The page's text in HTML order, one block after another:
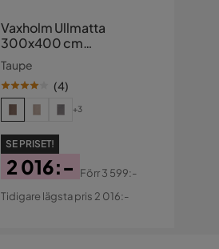
Vaxholm Ullmatta
300x400 cm
Rektangulär
Taupe
(4)
+3
SE PRISET!
Pris
2 016:-
Original
Förr3 599:-
Tidigare lägsta pris 2 016:-